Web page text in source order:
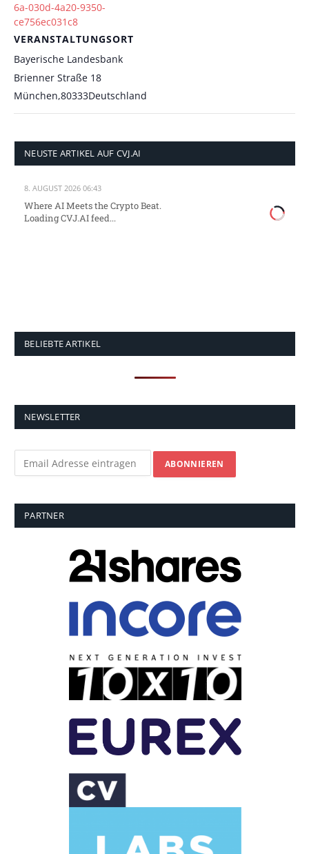
6a-030d-4a20-9350-
ce756ec031c8
VERANSTALTUNGSORT
Bayerische Landesbank
Brienner Straße 18
München,80333Deutschland
NEUSTE ARTIKEL AUF CVJ.AI
8. AUGUST 2026 06:43
Where AI Meets the Crypto Beat.
Loading CVJ.AI feed...
BELIEBTE ARTIKEL
NEWSLETTER
PARTNER